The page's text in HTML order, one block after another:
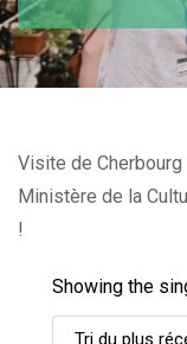
Visite de
Ministère de la
!
Showing the